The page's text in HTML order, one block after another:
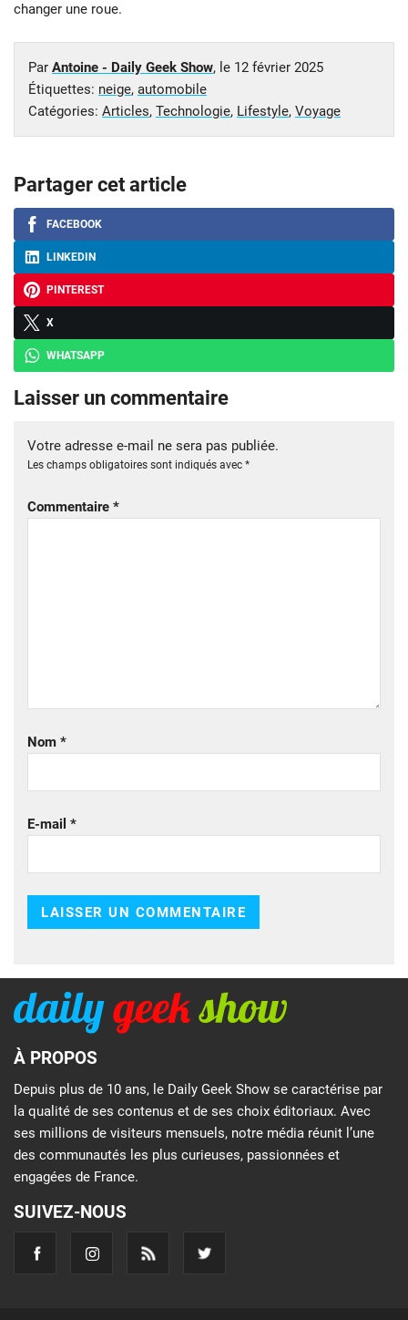
changer une roue.
Par Antoine - Daily Geek Show, le 12 février 2025
Étiquettes: neige, automobile
Catégories: Articles, Technologie, Lifestyle, Voyage
Partager cet article
FACEBOOK
LINKEDIN
PINTEREST
X
WHATSAPP
Laisser un commentaire
Votre adresse e-mail ne sera pas publiée.
Les champs obligatoires sont indiqués avec *
Commentaire *
Nom *
E-mail *
À PROPOS
Depuis plus de 10 ans, le Daily Geek Show se caractérise par
la qualité de ses contenus et de ses choix éditoriaux. Avec
ses millions de visiteurs mensuels, notre média réunit l’une
des communautés les plus curieuses, passionnées et
engagées de France.
SUIVEZ-NOUS